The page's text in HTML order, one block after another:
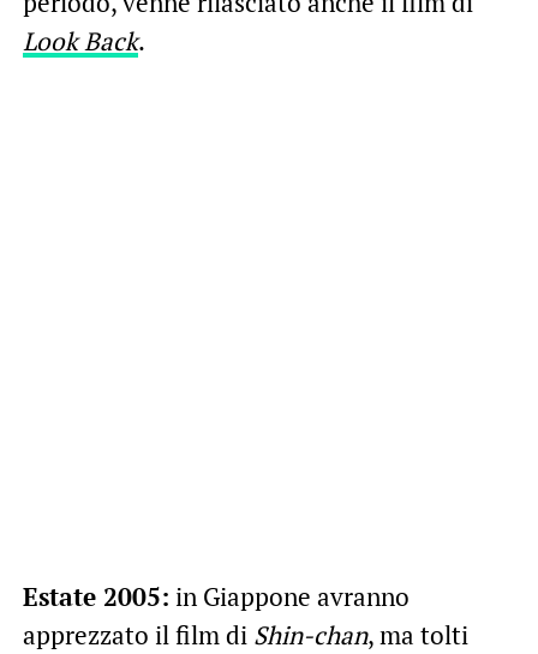
Look Back.
Estate 2005: in Giappone avranno
apprezzato il film di Shin-chan, ma tolti